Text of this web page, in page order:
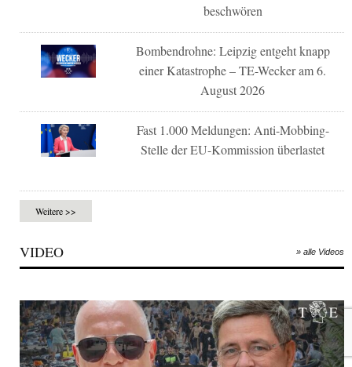
beschwören
Bombendrohne: Leipzig entgeht knapp
einer Katastrophe – TE-Wecker am 6.
August 2026
Fast 1.000 Meldungen: Anti-Mobbing-
Stelle der EU-Kommission überlastet
Weitere >>
VIDEO » alle Videos